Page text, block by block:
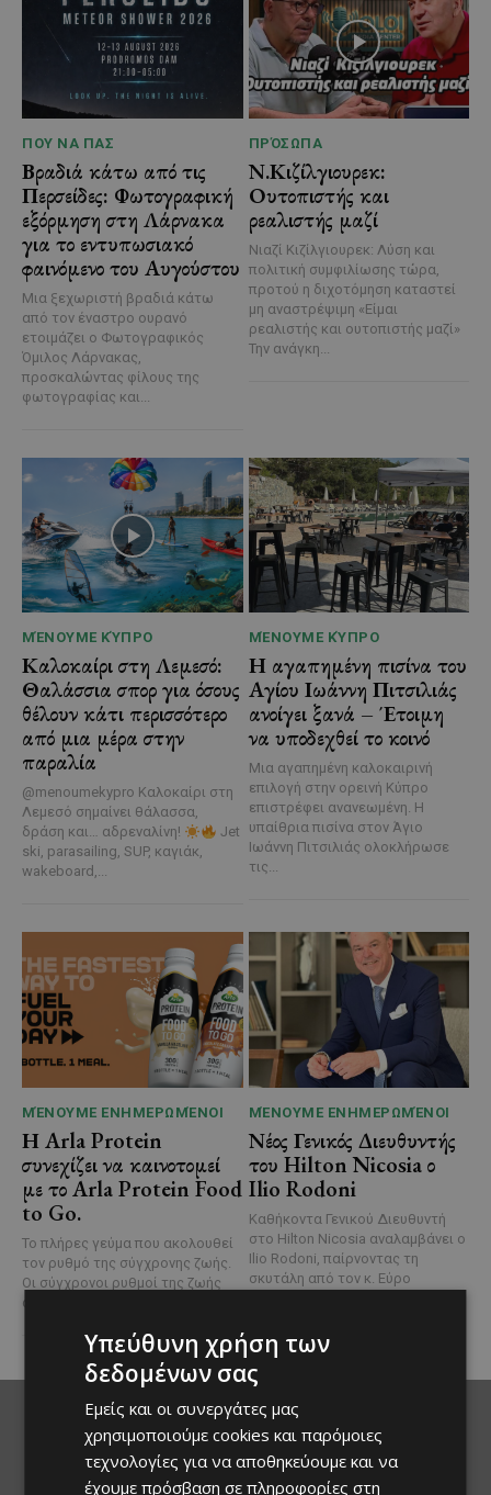
ΠΟΥ ΝΑ ΠΑΣ
Βραδιά κάτω από τις
Περσείδες: Φωτογραφική
εξόρμηση στη Λάρνακα
για το εντυπωσιακό
φαινόμενο του Αυγούστου
Μια ξεχωριστή βραδιά κάτω
από τον έναστρο ουρανό
ετοιμάζει ο Φωτογραφικός
Όμιλος Λάρνακας,
προσκαλώντας φίλους της
φωτογραφίας και...
ΠΡΌΣΩΠΑ
Ν.Κιζίλγιουρεκ:
Ουτοπιστής και
ρεαλιστής μαζί
Νιαζί Κιζίλγιουρεκ: Λύση και
πολιτική συμφιλίωσης τώρα,
προτού η διχοτόμηση καταστεί
μη αναστρέψιμη «Είμαι
ρεαλιστής και ουτοπιστής μαζί»
Την ανάγκη...
ΜΈΝΟΥΜΕ ΚΎΠΡΟ
Καλοκαίρι στη Λεμεσό:
Θαλάσσια σπορ για όσους
θέλουν κάτι περισσότερο
από μια μέρα στην
παραλία
@menoumekypro Καλοκαίρι στη
Λεμεσό σημαίνει θάλασσα,
δράση και… αδρεναλίνη!
Jet
ski, parasailing, SUP, καγιάκ,
wakeboard,...
ΜΈΝΟΥΜΕ ΚΎΠΡΟ
Η αγαπημένη πισίνα του
Αγίου Ιωάννη Πιτσιλιάς
ανοίγει ξανά – Έτοιμη
να υποδεχθεί το κοινό
Μια αγαπημένη καλοκαιρινή
επιλογή στην ορεινή Κύπρο
επιστρέφει ανανεωμένη. Η
υπαίθρια πισίνα στον Άγιο
Ιωάννη Πιτσιλιάς ολοκλήρωσε
τις...
ΜΈΝΟΥΜΕ ΕΝΗΜΕΡΩΜΈΝΟΙ
Η Arla Protein
συνεχίζει να καινοτομεί
με το Arla Protein Food
to Go.
Το πλήρες γεύμα που ακολουθεί
τον ρυθμό της σύγχρονης ζωής.
Οι σύγχρονοι ρυθμοί της ζωής
αλλάζουν τον τρόπο που...
ΜΈΝΟΥΜΕ ΕΝΗΜΕΡΩΜΈΝΟΙ
Νέος Γενικός Διευθυντής
του Hilton Nicosia ο
Ilio Rodoni
Καθήκοντα Γενικού Διευθυντή
στο Hilton Nicosia αναλαμβάνει ο
Ilio Rodoni, παίρνοντας τη
σκυτάλη από τον κ. Εύρο
Υπεύθυνη χρήση των
δεδομένων σας
Εμείς και οι συνεργάτες μας
χρησιμοποιούμε cookies και παρόμοιες
τεχνολογίες για να αποθηκεύουμε και να
έχουμε πρόσβαση σε πληροφορίες στη